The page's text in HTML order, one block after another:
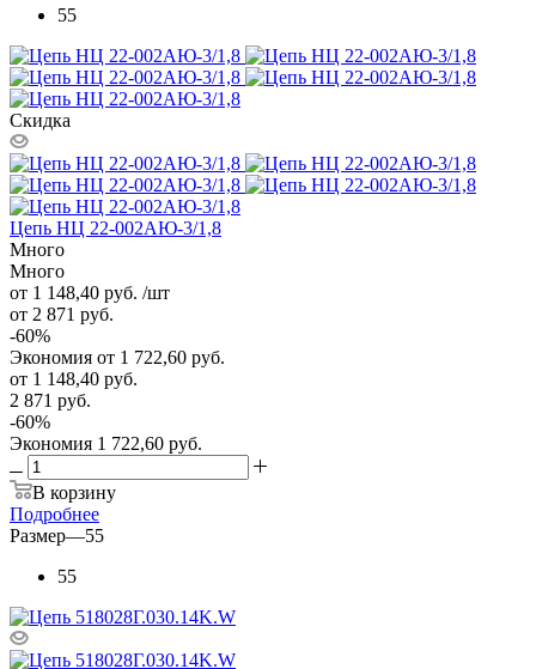
55
Скидка
Цепь НЦ 22-002АЮ-3/1,8
Много
Много
от 1 148,40 руб. /шт
от 2 871 руб.
-60%
Экономия от 1 722,60 руб.
от 1 148,40 руб.
2 871 руб.
-60%
Экономия 1 722,60 руб.
В корзину
Подробнее
Размер—55
55